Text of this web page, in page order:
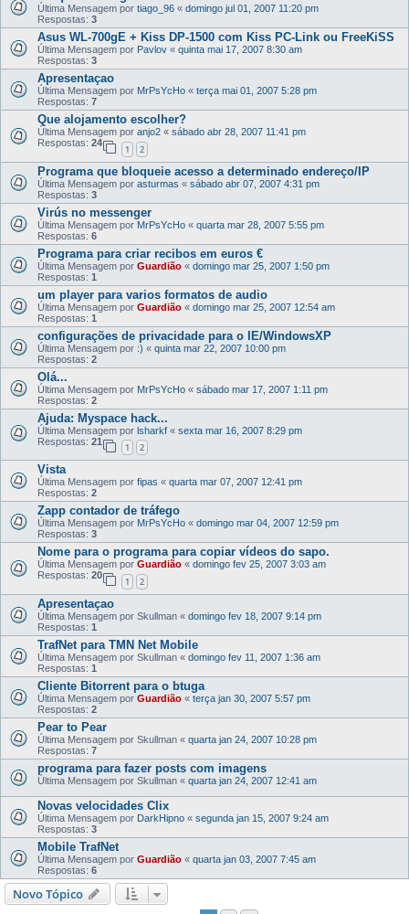
Última Mensagem por tiago_96 « domingo jul 01, 2007 11:20 pm
Respostas: 3
Asus WL-700gE + Kiss DP-1500 com Kiss PC-Link ou FreeKiSS
Última Mensagem por Pavlov « quinta mai 17, 2007 8:30 am
Respostas: 3
Apresentaçao
Última Mensagem por MrPsYcHo « terça mai 01, 2007 5:28 pm
Respostas: 7
Que alojamento escolher?
Última Mensagem por anjo2 « sábado abr 28, 2007 11:41 pm
Respostas: 24
1 2
Programa que bloqueie acesso a determinado endereço/IP
Última Mensagem por asturmas « sábado abr 07, 2007 4:31 pm
Respostas: 3
Virús no messenger
Última Mensagem por MrPsYcHo « quarta mar 28, 2007 5:55 pm
Respostas: 6
Programa para criar recibos em euros €
Última Mensagem por Guardião « domingo mar 25, 2007 1:50 pm
Respostas: 1
um player para varios formatos de audio
Última Mensagem por Guardião « domingo mar 25, 2007 12:54 am
Respostas: 1
configurações de privacidade para o IE/WindowsXP
Última Mensagem por :) « quinta mar 22, 2007 10:00 pm
Respostas: 2
Olá...
Última Mensagem por MrPsYcHo « sábado mar 17, 2007 1:11 pm
Respostas: 2
Ajuda: Myspace hack...
Última Mensagem por lsharkf « sexta mar 16, 2007 8:29 pm
Respostas: 21
1 2
Vista
Última Mensagem por fipas « quarta mar 07, 2007 12:41 pm
Respostas: 2
Zapp contador de tráfego
Última Mensagem por MrPsYcHo « domingo mar 04, 2007 12:59 pm
Respostas: 3
Nome para o programa para copiar vídeos do sapo.
Última Mensagem por Guardião « domingo fev 25, 2007 3:03 am
Respostas: 20
1 2
Apresentaçao
Última Mensagem por Skullman « domingo fev 18, 2007 9:14 pm
Respostas: 1
TrafNet para TMN Net Mobile
Última Mensagem por Skullman « domingo fev 11, 2007 1:36 am
Respostas: 1
Cliente Bitorrent para o btuga
Última Mensagem por Guardião « terça jan 30, 2007 5:57 pm
Respostas: 2
Pear to Pear
Última Mensagem por Skullman « quarta jan 24, 2007 10:28 pm
Respostas: 7
programa para fazer posts com imagens
Última Mensagem por Skullman « quarta jan 24, 2007 12:41 am
Novas velocidades Clix
Última Mensagem por DarkHipno « segunda jan 15, 2007 9:24 am
Respostas: 3
Mobile TrafNet
Última Mensagem por Guardião « quarta jan 03, 2007 7:45 am
Respostas: 6
Novo Tópico